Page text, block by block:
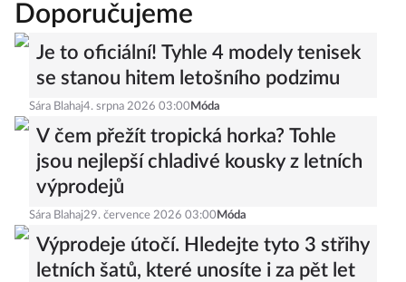
Doporučujeme
Je to oficiální! Tyhle 4 modely tenisek
se stanou hitem letošního podzimu
Sára Blahaj4. srpna 2026 03:00 Móda
V čem přežít tropická horka? Tohle
jsou nejlepší chladivé kousky z letních
výprodejů
Sára Blahaj29. července 2026 03:00 Móda
Výprodeje útočí. Hledejte tyto 3 střihy
letních šatů, které unosíte i za pět let